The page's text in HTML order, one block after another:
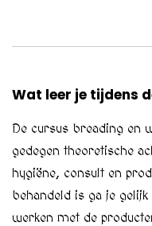
Wat leer je tijdens
De cursus breading en
gedegen theoretische
hygiëne, consult en
behandeld is ga je
werken met de